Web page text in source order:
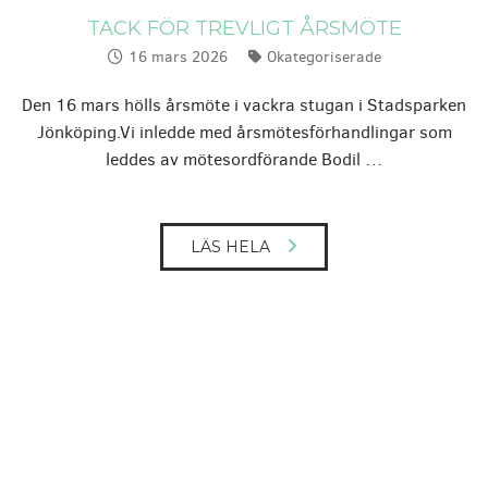
TACK FÖR TREVLIGT ÅRSMÖTE
Publicerat:
16 mars 2026 Kategorier:
Okategoriserade
Den 16 mars hölls årsmöte i vackra stugan i Stadsparken
Jönköping.Vi inledde med årsmötesförhandlingar som
leddes av mötesordförande Bodil …
LÄS HELA